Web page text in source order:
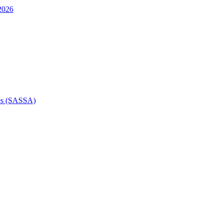
(SASSA)